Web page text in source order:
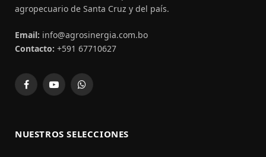
agropecuario de Santa Cruz y del país.
Email: info@agrosinergia.com.bo
Contacto: +591 67710627
FacebookYouTubeWhatsApp
NUESTROS SELECCIONES